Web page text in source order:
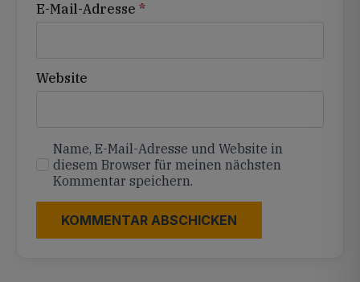
E-Mail-Adresse *
Website
Name, E-Mail-Adresse und Website in
diesem Browser für meinen nächsten
Kommentar speichern.